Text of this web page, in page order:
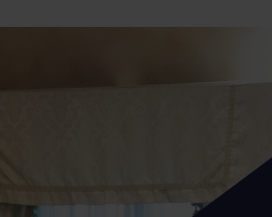
mestiere.
contesti si dà per scontato che un private banker
vorrà tanto bene, che a volte trovo che il primo
ma non è nella realtà che vivo io professionalmente,
questa cosa, nonostante abbia una certa età,